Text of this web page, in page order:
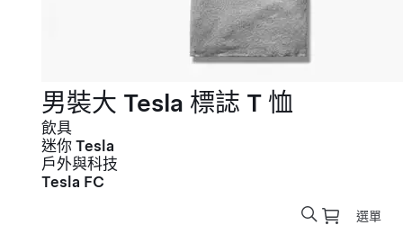
男裝大 Tesla 標誌 T 恤
飲具
迷你 Tesla
戶外與科技
Tesla FC
選單